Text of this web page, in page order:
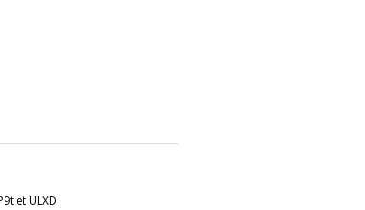
et ULXD